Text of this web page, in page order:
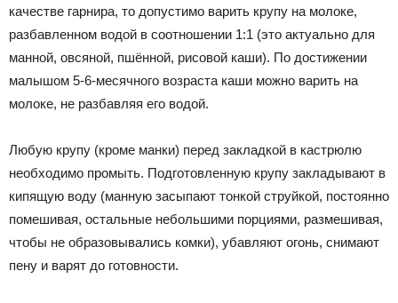
качестве гарнира, то допустимо варить крупу на молоке,
разбавленном водой в соотношении 1:1 (это актуально для
манной, овсяной, пшённой, рисовой каши). По достижении
малышом 5-6-месячного возраста каши можно варить на
молоке, не разбавляя его водой.
Любую крупу (кроме манки) перед закладкой в кастрюлю
необходимо промыть. Подготовленную крупу закладывают в
кипящую воду (манную засыпают тонкой струйкой, постоянно
помешивая, остальные небольшими порциями, размешивая,
чтобы не образовывались комки), убавляют огонь, снимают
пену и варят до готовности.